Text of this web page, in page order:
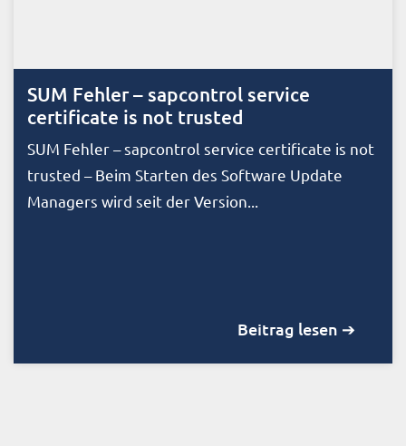
SUM Fehler – sapcontrol service
certificate is not trusted
SUM Fehler – sapcontrol service certificate is not
trusted – Beim Starten des Software Update
Managers wird seit der Version...
Beitrag lesen ➔